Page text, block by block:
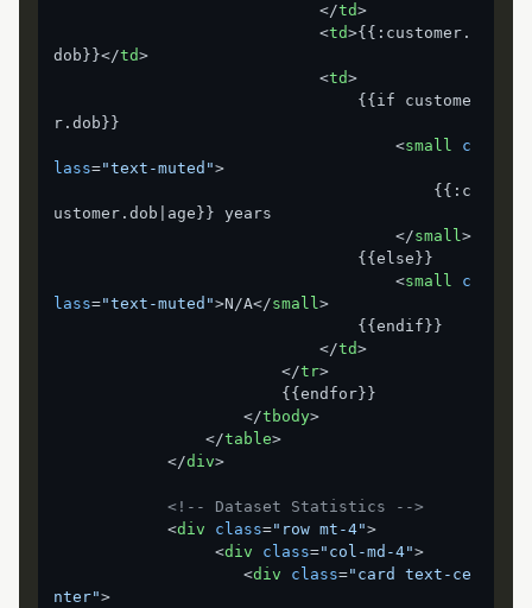
</td>
<td>{{:customer.
dob}}</td>
<td>
r.dob}}
<small
c
lass="text-muted">
ustomer.dob|age}} years
</small>
<small
c
lass="text-muted">N/A</small>
</td>
</tr>
</tbody>
</table>
</div>
<!-- Dataset Statistics -->
<div class="row mt-4">
<div class="col-md-4">
<div class="card text-ce
nter">